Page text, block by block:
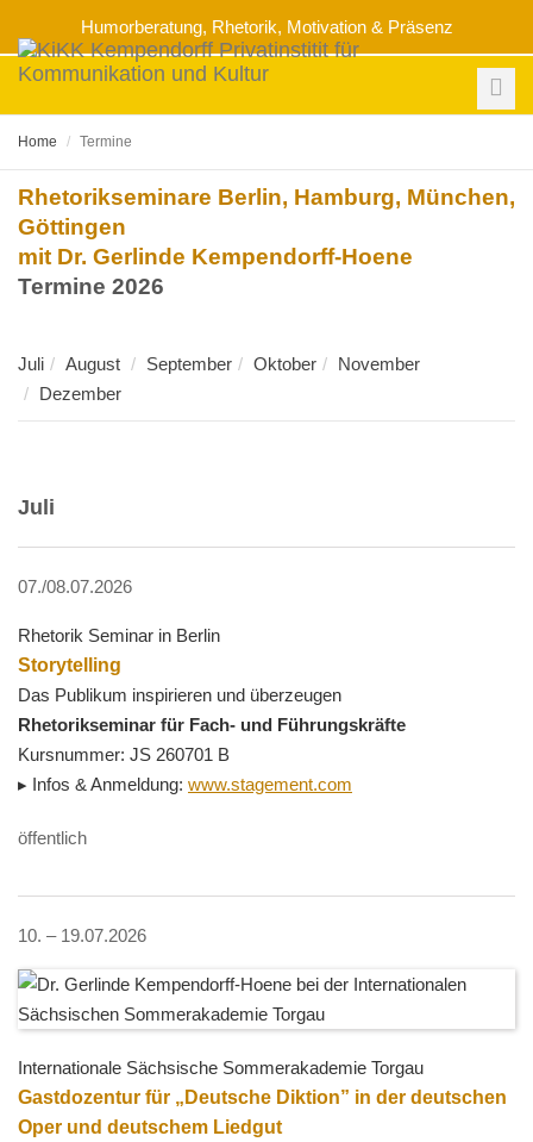
Humorberatung, Rhetorik, Motivation & Präsenz
Home Termine
Rhetorikseminare Berlin, Hamburg, München,
Göttingen
mit Dr. Gerlinde Kempendorff-Hoene
Termine 2026
Juli August September Oktober
November
Dezember
Juli
07./08.07.2026
Rhetorik Seminar in Berlin
Storytelling
Das Publikum inspirieren und überzeugen
Rhetorikseminar für Fach- und Führungskräfte
Kursnummer: JS 260701 B
▸ Infos & Anmeldung: www.stagement.com
öffentlich
10. – 19.07.2026
Internationale Sächsische Sommerakademie Torgau
Gastdozentur für „Deutsche Diktion” in der deutschen
Oper und deutschem Liedgut